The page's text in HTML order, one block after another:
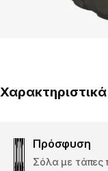
Πρόσφυση
Σόλα με τάπες